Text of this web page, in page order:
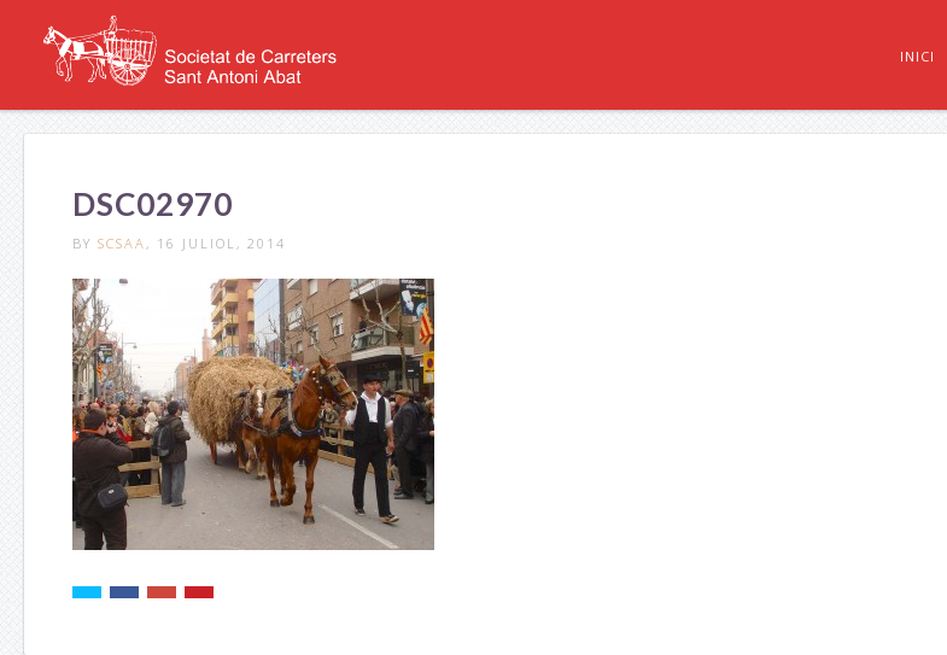
INICI
DSC02970
BY SCSAA , 16 JULIOL, 2014